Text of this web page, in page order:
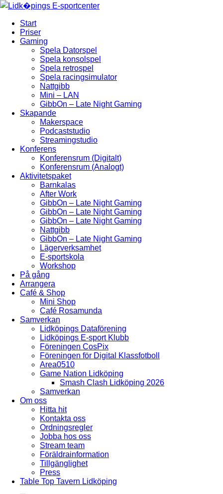
Start
Priser
Gaming
Spela Datorspel
Spela konsolspel
Spela retrospel
Spela racingsimulator
Nattgibb
Mini – LAN
GibbOn – Late Night Gaming
Skapande
Makerspace
Podcaststudio
Streamingstudio
Konferens
Konferensrum (Digitalt)
Konferensrum (Analogt)
Aktivitetspaket
Barnkalas
After Work
GibbOn – Late Night Gaming
GibbOn – Late Night Gaming
GibbOn – Late Night Gaming
Nattgibb
GibbOn – Late Night Gaming
Lägerverksamhet
E-sportskola
Workshop
På gång
Arrangera
Café & Shop
Mini Shop
Café Rosamunda
Samverkan
Lidköpings Dataförening
Lidköpings E-sport Klubb
Föreningen CosPix
Föreningen för Digital Klassfotboll
Area0510
Game Nation Lidköping
Smash Clash Lidköping 2026
Samverkan
Om oss
Hitta hit
Kontakta oss
Ordningsregler
Jobba hos oss
Stream team
Föräldrainformation
Tillgänglighet
Press
Table Top Tavern Lidköping